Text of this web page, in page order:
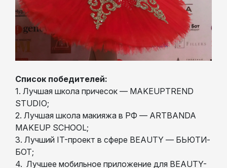
Список победителей:
1. Лучшая школа причесок — MAKEUPTREND
STUDIO;
2. Лучшая школа макияжа в РФ — ARTBANDA
MAKEUP SCHOOL;
3. Лучший IT-проект в сфере BEAUTY — БЬЮТИ-
БОТ;
4. Лучшее мобильное приложение для BEAUTY-